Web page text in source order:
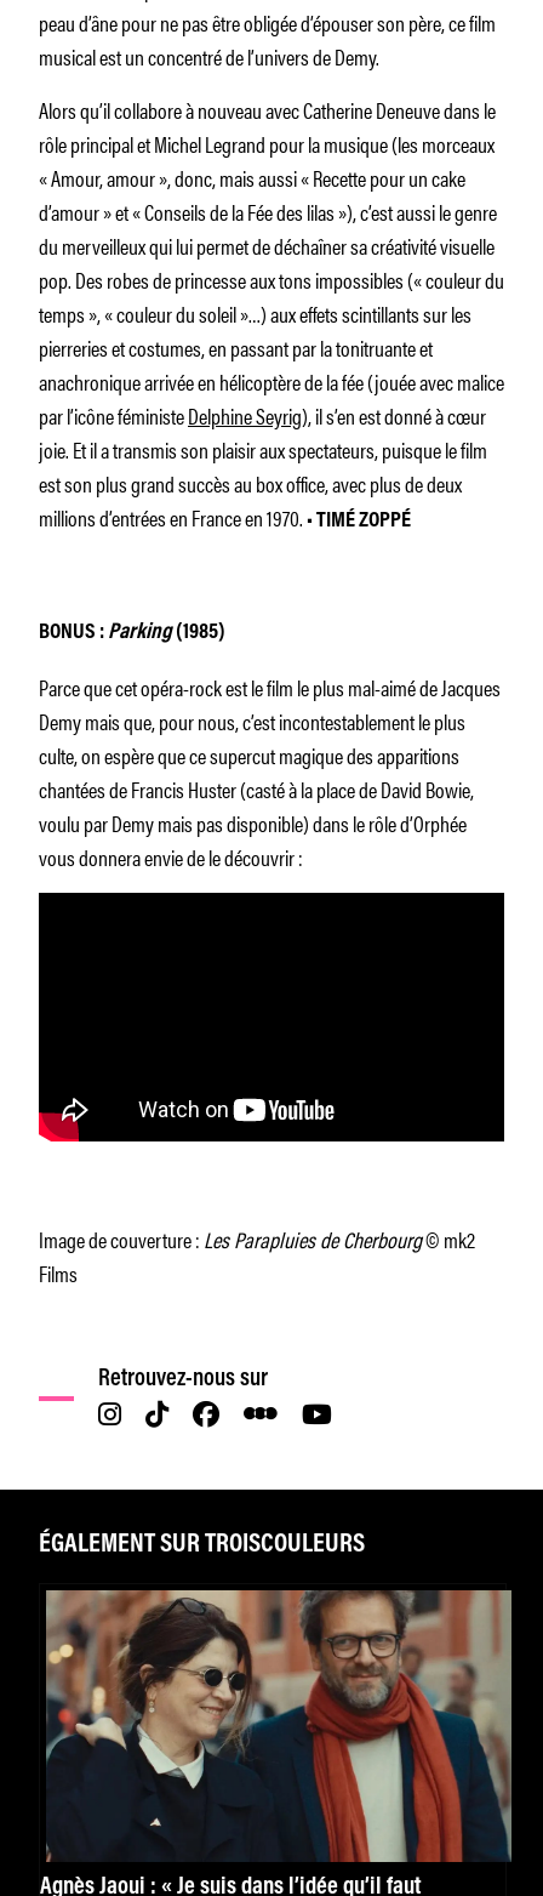
peau d’âne pour ne pas être obligée d’épouser son père, ce film
musical est un concentré de l’univers de Demy.
Alors qu’il collabore à nouveau avec Catherine Deneuve dans le
rôle principal et Michel Legrand pour la musique (les morceaux
« Amour, amour », donc, mais aussi « Recette pour un cake
d’amour » et « Conseils de la Fée des lilas »), c’est aussi le genre
du merveilleux qui lui permet de déchaîner sa créativité visuelle
pop. Des robes de princesse aux tons impossibles (« couleur du
temps », « couleur du soleil »…) aux effets scintillants sur les
pierreries et costumes, en passant par la tonitruante et
anachronique arrivée en hélicoptère de la fée (jouée avec malice
par l’icône féministeDelphine Seyrig), il s’en est donné à cœur
joie. Et il a transmis son plaisir aux spectateurs, puisque le film
est son plus grand succès au box office, avec plus de deux
millions d’entrées en France en 1970. • TIMÉ ZOPPÉ
BONUS : Parking(1985)
Parce que cet opéra-rock est le film le plus mal-aimé de Jacques
Demy mais que, pour nous, c’est incontestablement le plus
culte, on espère que ce supercut magique des apparitions
chantées de Francis Huster (casté à la place de David Bowie,
voulu par Demy mais pas disponible) dans le rôle d’Orphée
vous donnera envie de le découvrir :
Image de couverture :Les Parapluies de Cherbourg© mk2
Films
Retrouvez-nous sur
ÉGALEMENT SUR TROISCOULEURS
Agnès Jaoui : « Je suis dans l’idée qu’il faut